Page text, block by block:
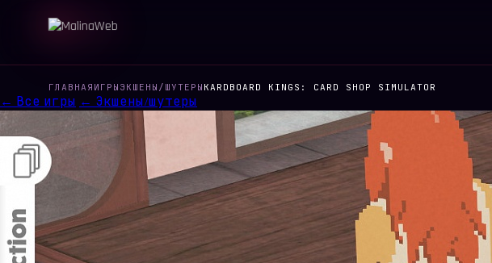
ГЛАВНАЯ ИГРЫ ЭКШЕНЫ/ШУТЕРЫ KARDBOARD KINGS: CARD SHOP SIMULATOR
← Все игры ← Экшены/шутеры